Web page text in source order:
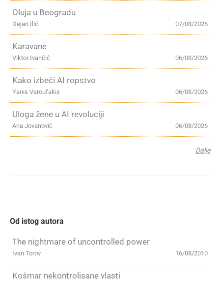
Oluja u Beogradu
07/08/2026
Dejan Ilić
Karavane
06/08/2026
Viktor Ivančić
Kako izbeći AI ropstvo
06/08/2026
Yanis Varoufakis
Uloga žene u AI revoluciji
06/08/2026
Ana Jovanović
Dalje
Od istog autora
The nightmare of uncontrolled power
16/08/2010
Ivan Torov
Košmar nekontrolisane vlasti